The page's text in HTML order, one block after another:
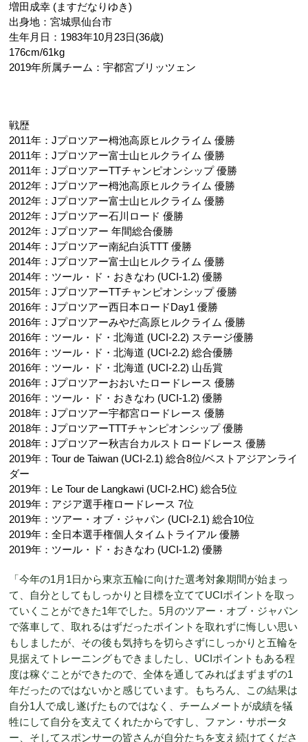
増田成幸 (ますだなりゆき)
出身地：宮城県仙台市
生年月日：1983年10月23日(36歳)
176cm/61kg
2019年所属チーム：宇都宮ブリッツェン
戦歴
2011年：Jプロツアー栂池高原ヒルクライム 優勝
2011年：Jプロツアー富士山ヒルクライム 優勝
2011年：JプロツアーTTチャンピオンシップ 優勝
2012年：Jプロツアー栂池高原ヒルクライム 優勝
2012年：Jプロツアー富士山ヒルクライム 優勝
2012年：Jプロツアー石川ロード 優勝
2012年：Jプロツアー 年間総合優勝
2014年：Jプロツアー南紀白浜TTT 優勝
2014年：Jプロツアー富士山ヒルクライム 優勝
2014年：ツール・ド・おきなわ (UCI-1.2) 優勝
2015年：JプロツアーTTチャンピオンシップ 優勝
2016年：Jプロツアー西日本ロードDay1 優勝
2016年：Jプロツアーみやだ高原ヒルクライム 優勝
2016年：ツール・ド・北海道 (UCI-2.2) ステージ優勝
2016年：ツール・ド・北海道 (UCI-2.2) 総合優勝
2016年：ツール・ド・北海道 (UCI-2.2) 山岳賞
2016年：Jプロツアーおおいたロードレース 優勝
2016年：ツール・ド・おきなわ (UCI-1.2) 優勝
2018年：Jプロツアー宇都宮ロードレース 優勝
2018年：JプロツアーTTTチャンピオンシップ 優勝
2018年：Jプロツアー秋吉台カルストロードレース 優勝
2019年：Tour de Taiwan (UCI-2.1) 総合8位/ベストアジアンライ
ダー
2019年：Le Tour de Langkawi (UCI-2.HC) 総合5位
2019年：アジア選手権ロードレース 7位
2019年：ツアー・オブ・ジャパン (UCI-2.1) 総合10位
2019年：全日本選手権個人タイムトライアル 優勝
2019年：ツール・ド・おきなわ (UCI-1.2) 優勝
「今年の1月1日から東京五輪に向けた選考対象期間が始まっ
て、自分としてもしっかりと目標を立ててUCIポイントを取っ
ていくことができた1年でした。5月のツアー・オブ・ジャパン
で落車して、取れるはずだったポイントを取れずに悔しい思い
もしましたが、その後も気持ちを切らさずにしっかりと五輪を
見据えてトレーニングもできましたし、UCIポイントもある程
度は稼ぐことができたので、全体を通してみればまずまずの1
年だったのではないかと感じています。もちろん、この結果は
自分1人で成し遂げたものではなく、チームメートが成績を犠
牲にして自分を支えてくれたからですし、ファン・サポータ
ー、そしてスポンサーの皆さんが自分たちを支え続けてくださ